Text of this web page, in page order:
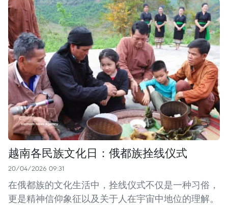
越南各民族文化日：俄都族拴线仪式
20/04/2026 09:31
在俄都族的文化生活中，拴线仪式不仅是一种习俗，
更是精神信仰象征以及关于人在宇宙中地位的理解。